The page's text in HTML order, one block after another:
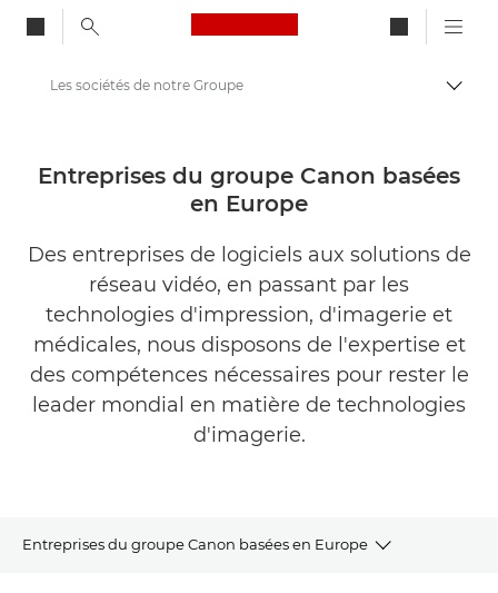
Canon Logo, back to
A propos de Canon
Les sociétés de notre Groupe
Entreprises du groupe Canon basées
en Europe
Des entreprises de logiciels aux solutions de
réseau vidéo, en passant par les
technologies d'impression, d'imagerie et
médicales, nous disposons de l'expertise et
des compétences nécessaires pour rester le
leader mondial en matière de technologies
d'imagerie.
Entreprises du groupe Canon basées en Europe